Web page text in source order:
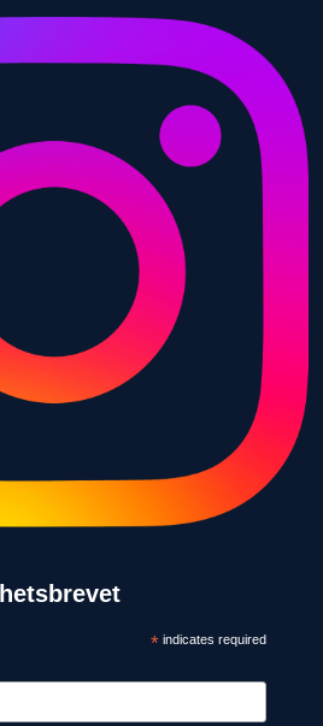
*indicates required